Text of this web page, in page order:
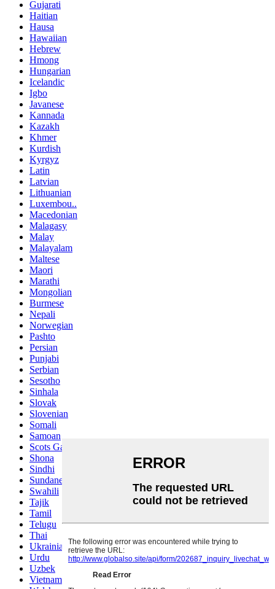
Gujarati
Haitian
Hausa
Hawaiian
Hebrew
Hmong
Hungarian
Icelandic
Igbo
Javanese
Kannada
Kazakh
Khmer
Kurdish
Kyrgyz
Latin
Latvian
Lithuanian
Luxembou..
Macedonian
Malagasy
Malay
Malayalam
Maltese
Maori
Marathi
Mongolian
Burmese
Nepali
Norwegian
Pashto
Persian
Punjabi
Serbian
Sesotho
Sinhala
Slovak
Slovenian
Somali
Samoan
Scots Gaelic
Shona
Sindhi
Sundanese
Swahili
Tajik
Tamil
Telugu
Thai
Ukrainian
Urdu
Uzbek
Vietnamese